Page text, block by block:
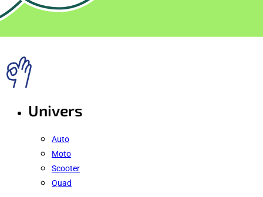
Univers
Auto
Moto
Scooter
Quad